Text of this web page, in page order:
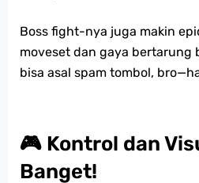
Boss fight-nya juga makin
moveset dan gaya bertarung
bisa asal spam tombol,
🎮 Kontrol dan
Banget!